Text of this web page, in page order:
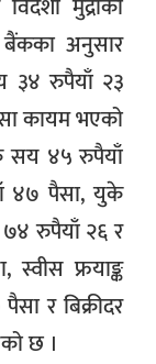
मुद्राको
बैंकका अनुसार
३४ रुपैयाँ २३
कायम भएको
सय ४५ रुपैयाँ
४७ पैसा, युके
रुपैयाँ २६ र
फ्रयाङ्क
र बिक्रीदर
छ ।